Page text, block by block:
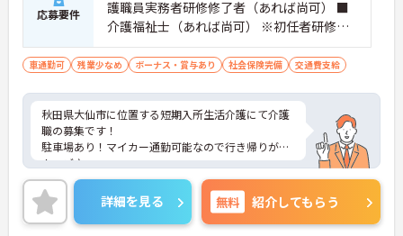
応募要件
護職員実務者研修修了者（あれば尚可） ■
介護福祉士（あれば尚可） ※初任者研修ま
たはヘルパー2級必須 ■経験不問
車通勤可 残業少なめ ボーナス・賞与あり 社会保険完備 交通費支給
秋田県大仙市に位置する短期入所生活介護にて介護
職の募集です！
駐車場あり！マイカー通勤可能なので行き帰りがス
ムーズ♪
育児休業取得実績あり！ライフステージに応じて長
くお仕事を続けていくことができます◎
ご興味のある方は、マイナビ介護職までお問い合わ
せください。
詳細を見る 無料 紹介してもらう